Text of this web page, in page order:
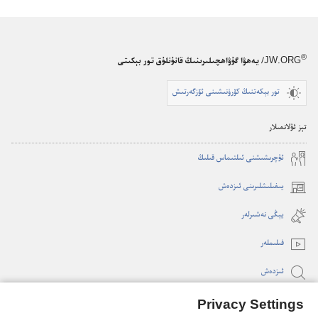
Privacy Settings
JW.ORG® / يەھۋا گۇۋاھچىلىرىنىڭ قانۇنلۇق تور بېكىتى
تور بېكەتنىڭ كۆرۈنىشىنى ئۆزگەرتىش
تېز ئۇلانمىلار
ئۇ‌چرىشىشنى ئىلتىماس قىلىڭ
يىغىلىشلىرىنى ئىزدەش
(opens
new
window)
يېڭى نە‌شىرلە‌ر
فىلىملە‌ر
ئىزدە‌ش
ئىئانىلەر